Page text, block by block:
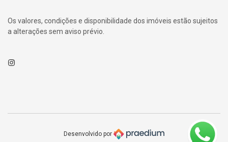
Os valores, condições e disponibilidade dos imóveis estão sujeitos
a alterações sem aviso prévio.
Instagram
Desenvolvido por